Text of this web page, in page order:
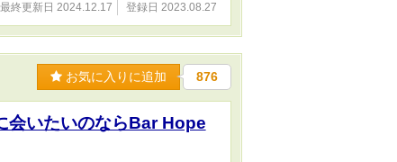
最終更新日 2024.12.17 登録日 2023.08.27
お気に入りに追加 876
会いたいのならBar Hope